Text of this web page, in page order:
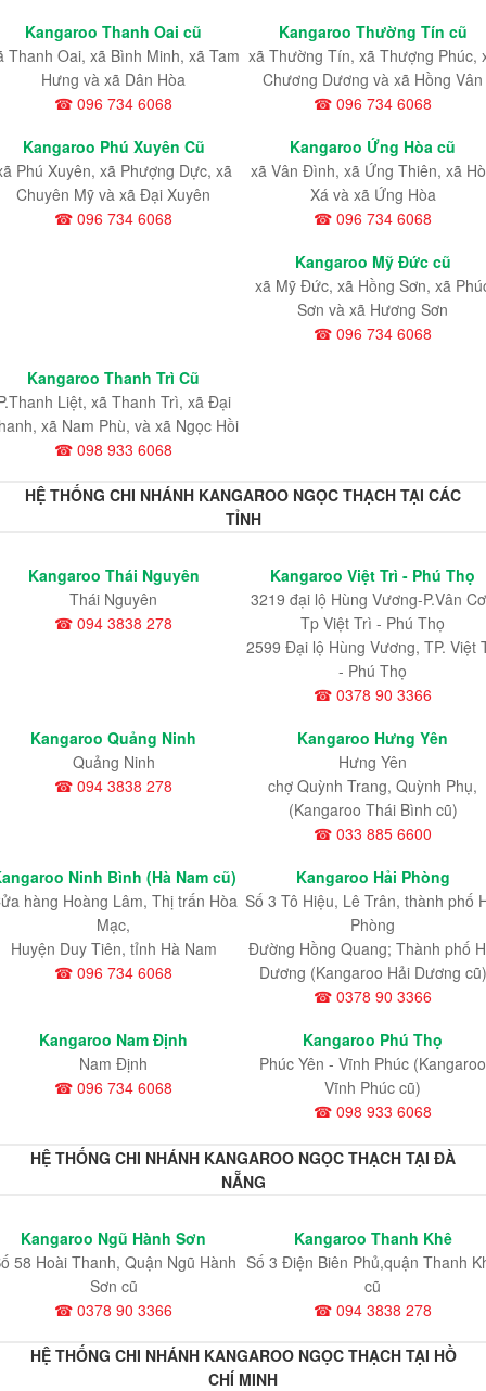
Kangaroo Thanh Oai cũ
Thanh Oai, xã Bình Minh, xã Tam
Hưng và xã Dân Hòa
☎ 096 734 6068
Kangaroo Thường Tín cũ
xã Thường Tín, xã Thượng Phúc,
Chương Dương và xã Hồng Vân
☎ 096 734 6068
Kangaroo Phú Xuyên Cũ
Phú Xuyên, xã Phượng Dực, xã
Chuyên Mỹ và xã Đại Xuyên
☎ 096 734 6068
Kangaroo Ứng Hòa cũ
xã Vân Đình, xã Ứng Thiên, xã
Xá và xã Ứng Hòa
☎ 096 734 6068
Kangaroo Mỹ Đức cũ
xã Mỹ Đức, xã Hồng Sơn, xã
Sơn và xã Hương Sơn
☎ 096 734 6068
Kangaroo Thanh Trì Cũ
Liệt, xã Thanh Trì, xã Đại
xã Nam Phù, và xã Ngọc Hồi
☎ 098 933 6068
HỆ THỐNG CHI NHÁNH KANGAROO NGỌC THẠCH TẠI CÁC
TỈNH
Kangaroo Thái Nguyên
Thái Nguyên
☎ 094 3838 278
Kangaroo Việt Trì - Phú Thọ
3219 đại lộ Hùng Vương-P.Vân
Tp Việt Trì - Phú Thọ
2599 Đại lộ Hùng Vương, TP. Việt
- Phú Thọ
☎ 0378 90 3366
Kangaroo Quảng Ninh
Quảng Ninh
☎ 094 3838 278
Kangaroo Hưng Yên
Hưng Yên
chợ Quỳnh Trang, Quỳnh Phụ,
(Kangaroo Thái Bình cũ)
☎ 033 885 6600
Ninh Bình (Hà Nam cũ)
hàng Hoàng Lâm, Thị trấn Hòa
Mạc,
Huyện Duy Tiên, tỉnh Hà Nam
☎ 096 734 6068
Kangaroo Hải Phòng
Số 3 Tô Hiệu, Lê Trân, thành phố
Phòng
Đường Hồng Quang; Thành phố
Dương (Kangaroo Hải Dương cũ)
☎ 0378 90 3366
Kangaroo Nam Định
Nam Định
☎ 096 734 6068
Kangaroo Phú Thọ
Phúc Yên - Vĩnh Phúc (Kangaroo
Vĩnh Phúc cũ)
☎ 098 933 6068
HỆ THỐNG CHI NHÁNH KANGAROO NGỌC THẠCH TẠI ĐÀ
NẴNG
Kangaroo Ngũ Hành Sơn
58 Hoài Thanh, Quận Ngũ Hành
Sơn cũ
☎ 0378 90 3366
Kangaroo Thanh Khê
Số 3 Điện Biên Phủ,quận Thanh
cũ
☎ 094 3838 278
HỆ THỐNG CHI NHÁNH KANGAROO NGỌC THẠCH TẠI HỒ
CHÍ MINH